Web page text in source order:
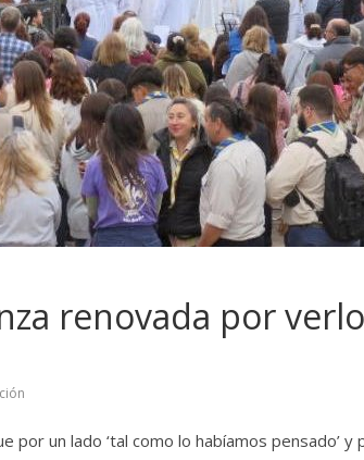
renovada por
por un lado ‘tal como lo habíamos pensado’ y